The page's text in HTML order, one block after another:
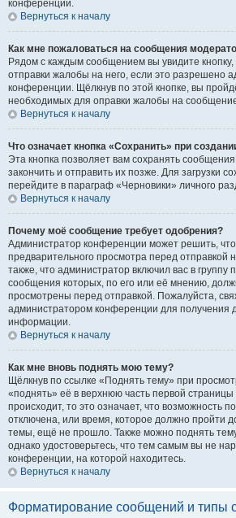
конференции.
Вернуться к началу
Как мне пожаловаться на сообщения
Рядом с каждым сообщением вы увидите
отправки жалобы на него, если это разрешено
конференции. Щёлкнув по этой кнопке, вы
необходимых для оправки жалобы на
Вернуться к началу
Что означает кнопка «Сохранить» при
Эта кнопка позволяет вам сохранять
закончить и отправить их позже. Для загрузки
перейдите в параграф «Черновики» личного
Вернуться к началу
Почему моё сообщение требует одобрения?
Администратор конференции может решить,
предварительного просмотра перед
также, что администратор включил вас в группу
сообщения которых, по его или её мнению,
просмотрены перед отправкой. Пожалуйста,
администратором конференции для получения
информации.
Вернуться к началу
Как мне вновь поднять мою тему?
Щёлкнув по ссылке «Поднять тему» при
«поднять» её в верхнюю часть первой
происходит, то это означает, что возможность
отключена, или время, которое должно пройти
темы, ещё не прошло. Также можно поднять
однако удостоверьтесь, что тем самым вы не
конференции, на которой находитесь.
Вернуться к началу
Форматирование сообщений и типы